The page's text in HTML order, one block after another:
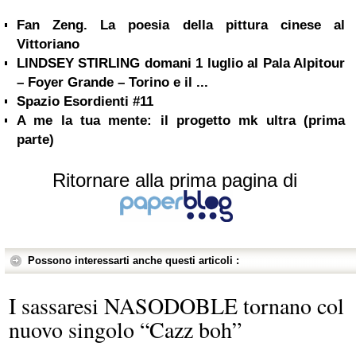
Fan Zeng. La poesia della pittura cinese al
Vittoriano
LINDSEY STIRLING domani 1 luglio al Pala Alpitour
– Foyer Grande – Torino e il ...
Spazio Esordienti #11
A me la tua mente: il progetto mk ultra (prima
parte)
Ritornare alla prima pagina di
Possono interessarti anche questi articoli :
I sassaresi NASODOBLE tornano col
nuovo singolo “Cazz boh”